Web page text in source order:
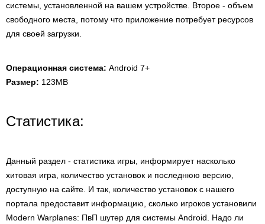
системы, установленной на вашем устройстве. Второе - объем
свободного места, потому что приложение потребует ресурсов
для своей загрузки.
Операционная система: Android 7+
Размер: 123MB
Статистика:
Данный раздел - статистика игры, информирует насколько
хитовая игра, количество установок и последнюю версию,
доступную на сайте. И так, количество установок с нашего
портала предоставит информацию, сколько игроков установили
Modern Warplanes: ПвП шутер для системы Android. Надо ли